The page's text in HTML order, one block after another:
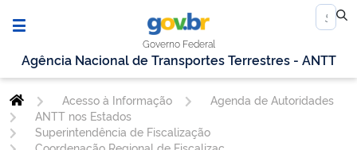
Governo Federal
Agência Nacional de Transportes Terrestres - ANTT
Acesso à Informação
Agenda de Autoridades
ANTT nos Estados
Superintendência de Fiscalização